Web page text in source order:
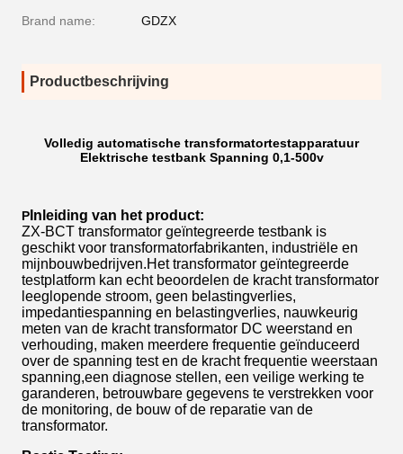
Brand name: GDZX
Productbeschrijving
Volledig automatische transformatortestapparatuur
Elektrische testbank Spanning 0,1-500v
P Inleiding van het product:
ZX-BCT transformator geïntegreerde testbank is
geschikt voor transformatorfabrikanten, industriële en
mijnbouwbedrijven.Het transformator geïntegreerde
testplatform kan echt beoordelen de kracht transformator
leeglopende stroom, geen belastingverlies,
impedantiespanning en belastingverlies, nauwkeurig
meten van de kracht transformator DC weerstand en
verhouding, maken meerdere frequentie geïnduceerd
over de spanning test en de kracht frequentie weerstaan
spanning,een diagnose stellen, een veilige werking te
garanderen, betrouwbare gegevens te verstrekken voor
de monitoring, de bouw of de reparatie van de
transformator.